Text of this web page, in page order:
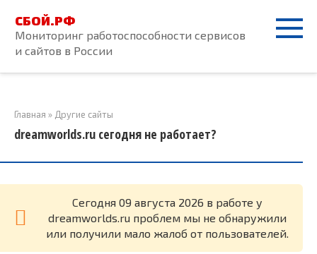
контенту
СБОЙ.РФ
Мониторинг работоспособности сервисов
и сайтов в России
Главная » Другие сайты
dreamworlds.ru сегодня не работает?
Cегодня 09 августа 2026 в работе у
dreamworlds.ru проблем мы не обнаружили
или получили мало жалоб от пользователей.